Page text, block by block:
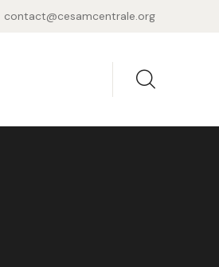
contact@cesamcentrale.org